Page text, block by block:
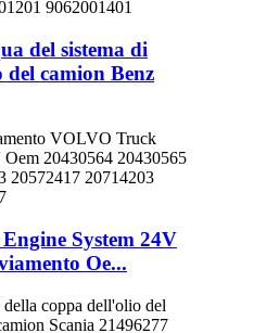
del sistema di
camion Benz
System 24V
Oe...